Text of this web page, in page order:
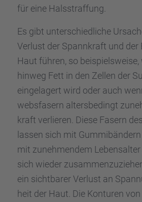
für eine Halsstraf­fung.
Es gibt unter­schied­li­che
Verlust der Spann­kraft und der
Haut führen, so
hinweg Fett in den Zellen der
einge­la­gert wird oder auch
webs­fa­sern alters­be­dingt
kraft verlie­ren. Diese Fasern
lassen sich mit
mit zuneh­men­dem Lebens­al­ter
sich wieder
ein sicht­ba­rer Verlust an
heit der Haut. Die Kontu­ren